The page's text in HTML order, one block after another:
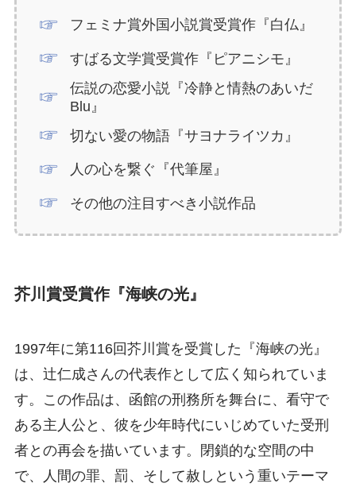
フェミナ賞外国小説賞受賞作『白仏』
すばる文学賞受賞作『ピアニシモ』
伝説の恋愛小説『冷静と情熱のあいだ
Blu』
切ない愛の物語『サヨナライツカ』
人の心を繋ぐ『代筆屋』
その他の注目すべき小説作品
芥川賞受賞作『海峡の光』
1997年に第116回芥川賞を受賞した『海峡の光』
は、辻仁成さんの代表作として広く知られていま
す。この作品は、函館の刑務所を舞台に、看守で
ある主人公と、彼を少年時代にいじめていた受刑
者との再会を描いています。閉鎖的な空間の中
で、人間の罪、罰、そして赦しという重いテーマ